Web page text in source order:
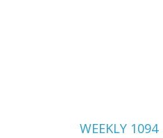
WEEKLY 1094